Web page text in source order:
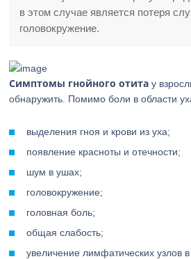
в этом случае является потеря
головокружение.
Симптомы гнойного отита у
обнаружить. Помимо боли в области
выделения гноя и крови из уха;
появление красноты и отечности;
шум в ушах;
головокружение;
головная боль;
общая слабость;
увеличение лимфатических узлов